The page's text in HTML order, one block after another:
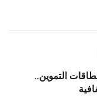
التموين..